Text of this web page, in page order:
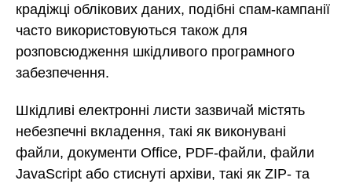
крадіжці облікових даних, подібні спам-кампанії
часто використовуються також для
розповсюдження шкідливого програмного
забезпечення.
Шкідливі електронні листи зазвичай містять
небезпечні вкладення, такі як виконувані
файли, документи Office, PDF-файли, файли
JavaScript або стиснуті архіви, такі як ZIP- та